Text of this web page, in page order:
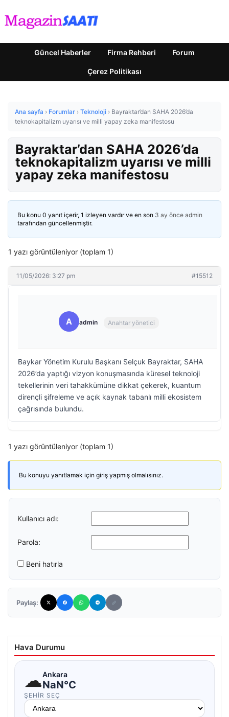
Güncel Haberler Firma Rehberi Forum
Çerez Politikası
Ana sayfa › Forumlar › Teknoloji › Bayraktar’dan SAHA 2026’da
teknokapitalizm uyarısı ve milli yapay zeka manifestosu
Bayraktar’dan SAHA 2026’da
teknokapitalizm uyarısı ve milli
yapay zeka manifestosu
Bu konu 0 yanıt içerir, 1 izleyen vardır ve en son 3 ay önce admin
tarafından güncellenmiştir.
1 yazı görüntüleniyor (toplam 1)
11/05/2026: 3:27 pm #15512
A admin Anahtar yönetici
Baykar Yönetim Kurulu Başkanı Selçuk Bayraktar, SAHA
2026’da yaptığı vizyon konuşmasında küresel teknoloji
tekellerinin veri tahakkümüne dikkat çekerek, kuantum
dirençli şifreleme ve açık kaynak tabanlı milli ekosistem
çağrısında bulundu.
1 yazı görüntüleniyor (toplam 1)
Bu konuyu yanıtlamak için giriş yapmış olmalısınız.
Kullanıcı adı:
Parola:
Beni hatırla
Paylaş:
Hava Durumu
☁Ankara
NaN°C
ŞEHIR SEÇ